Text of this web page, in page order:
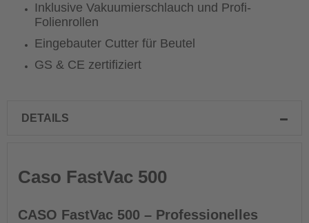
Inklusive Vakuumierschlauch und Profi-
Folienrollen
Eingebauter Cutter für Beutel
GS & CE zertifiziert
DETAILS
Caso FastVac 500
CASO FastVac 500 – Professionelles